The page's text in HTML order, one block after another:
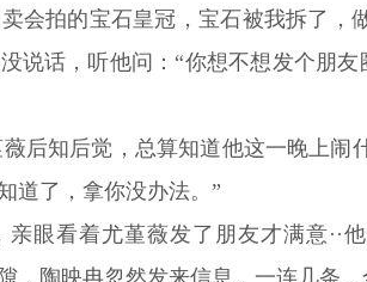
会拍的宝石皇冠，宝石被我拆了，
说话，听他问：“你想不想发个朋友
后知后觉，总算知道他这一晚上闹
道了，拿你没办法。”
眼看着尤堇薇发了朋友才满意··
，陶映冉忽然发来信息，一连几条，